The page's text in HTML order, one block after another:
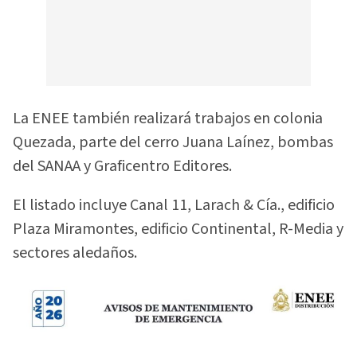
La ENEE también realizará trabajos en colonia
Quezada, parte del cerro Juana Laínez, bombas
del SANAA y Graficentro Editores.
El listado incluye Canal 11, Larach & Cía., edificio
Plaza Miramontes, edificio Continental, R-Media y
sectores aledaños.